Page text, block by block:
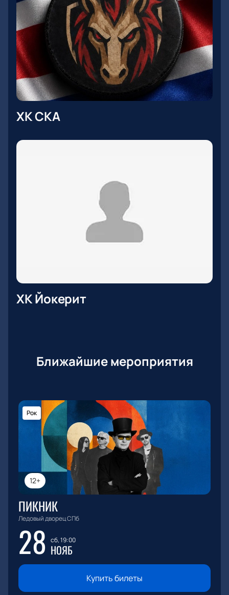
ХК СКА
ХК Йокерит
Ближайшие мероприятия
12+
Рок
ПИКНИК
Ледовый дворец СПб
28 сб, 19:00
НОЯБ
Купить билеты